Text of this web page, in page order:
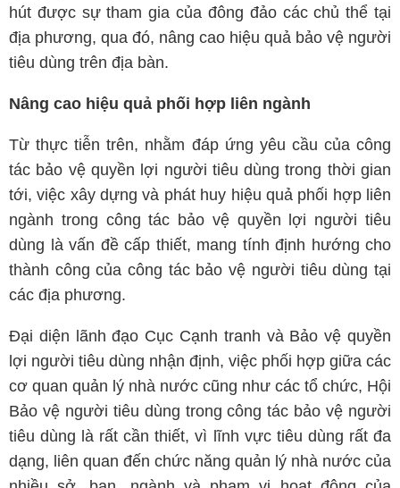
hút được sự tham gia của đông đảo các chủ thể tại
địa phương, qua đó, nâng cao hiệu quả bảo vệ người
tiêu dùng trên địa bàn.
Nâng cao hiệu quả phối hợp liên ngành
Từ thực tiễn trên, nhằm đáp ứng yêu cầu của công
tác bảo vệ quyền lợi người tiêu dùng trong thời gian
tới, việc xây dựng và phát huy hiệu quả phối hợp liên
ngành trong công tác bảo vệ quyền lợi người tiêu
dùng là vấn đề cấp thiết, mang tính định hướng cho
thành công của công tác bảo vệ người tiêu dùng tại
các địa phương.
Đại diện lãnh đạo Cục Cạnh tranh và Bảo vệ quyền
lợi người tiêu dùng nhận định, việc phối hợp giữa các
cơ quan quản lý nhà nước cũng như các tổ chức, Hội
Bảo vệ người tiêu dùng trong công tác bảo vệ người
tiêu dùng là rất cần thiết, vì lĩnh vực tiêu dùng rất đa
dạng, liên quan đến chức năng quản lý nhà nước của